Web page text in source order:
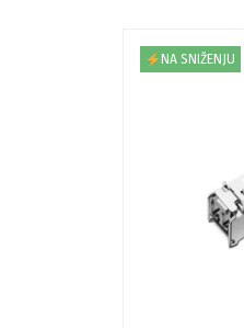
NA SNIŽENJU